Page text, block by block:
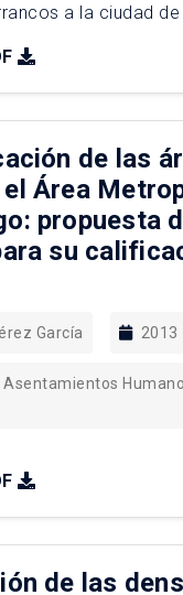
a la ciudad
territorial)
de su rol en el
la ciudad de
de las
Área
propuesta
su
García 2013
de las